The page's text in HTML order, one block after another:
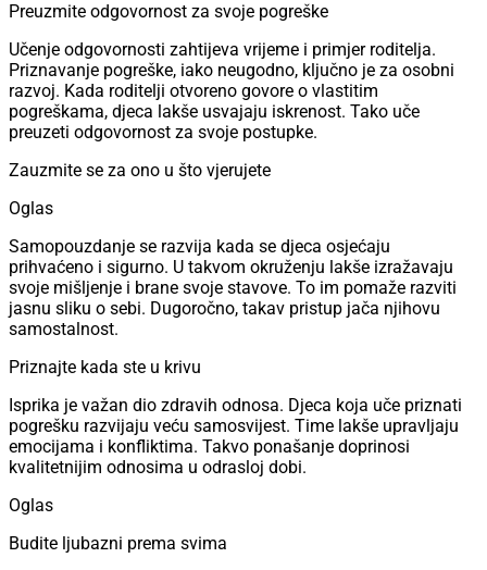
Preuzmite odgovornost za svoje pogreške
Učenje odgovornosti zahtijeva vrijeme i primjer roditelja.
Priznavanje pogreške, iako neugodno, ključno je za osobni
razvoj. Kada roditelji otvoreno govore o vlastitim
pogreškama, djeca lakše usvajaju iskrenost. Tako uče
preuzeti odgovornost za svoje postupke.
Zauzmite se za ono u što vjerujete
Oglas
Samopouzdanje se razvija kada se djeca osjećaju
prihvaćeno i sigurno. U takvom okruženju lakše izražavaju
svoje mišljenje i brane svoje stavove. To im pomaže razviti
jasnu sliku o sebi. Dugoročno, takav pristup jača njihovu
samostalnost.
Priznajte kada ste u krivu
Isprika je važan dio zdravih odnosa. Djeca koja uče priznati
pogrešku razvijaju veću samosvijest. Time lakše upravljaju
emocijama i konfliktima. Takvo ponašanje doprinosi
kvalitetnijim odnosima u odrasloj dobi.
Oglas
Budite ljubazni prema svima